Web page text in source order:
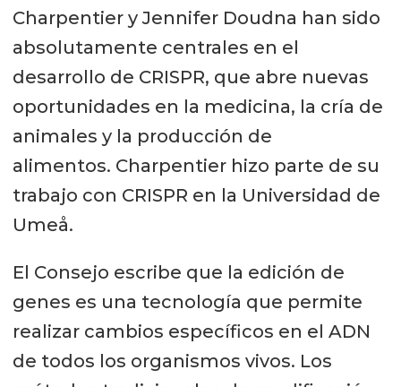
Charpentier y Jennifer Doudna han sido
absolutamente centrales en el
desarrollo de CRISPR, que abre nuevas
oportunidades en la medicina, la cría de
animales y la producción de
alimentos. Charpentier hizo parte de su
trabajo con CRISPR en la Universidad de
Umeå.
El Consejo escribe que la edición de
genes es una tecnología que permite
realizar cambios específicos en el ADN
de todos los organismos vivos. Los